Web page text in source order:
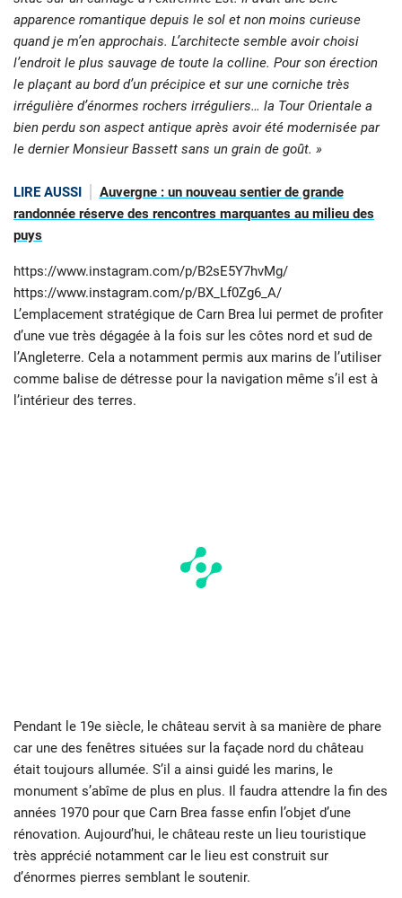
apparence romantique depuis le sol et non moins curieuse
quand je m’en approchais. L’architecte semble avoir choisi
l’endroit le plus sauvage de toute la colline. Pour son érection
le plaçant au bord d’un précipice et sur une corniche très
irrégulière d’énormes rochers irréguliers… la Tour Orientale a
bien perdu son aspect antique après avoir été modernisée par
le dernier Monsieur Bassett sans un grain de goût. »
LIRE AUSSI
Auvergne : un nouveau sentier de grande
randonnée réserve des rencontres marquantes au milieu des
puys
https://www.instagram.com/p/B2sE5Y7hvMg/
https://www.instagram.com/p/BX_Lf0Zg6_A/
L’emplacement stratégique de Carn Brea lui permet de profiter
d’une vue très dégagée à la fois sur les côtes nord et sud de
l’Angleterre. Cela a notamment permis aux marins de l’utiliser
comme balise de détresse pour la navigation même s’il est à
l’intérieur des terres.
Pendant le 19e siècle, le château servit à sa manière de phare
car une des fenêtres situées sur la façade nord du château
était toujours allumée. S’il a ainsi guidé les marins, le
monument s’abîme de plus en plus. Il faudra attendre la fin des
années 1970 pour que Carn Brea fasse enfin l’objet d’une
rénovation. Aujourd’hui, le château reste un lieu touristique
très apprécié notamment car le lieu est construit sur
d’énormes pierres semblant le soutenir.